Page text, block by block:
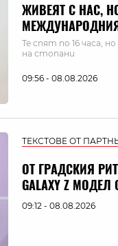
ЖИВЕЯТ С НАС,
Те спят по 16 часа,
на стопани
09:56 - 08.08.2026
ТЕКСТОВЕ ОТ
ОТ ГРАДСКИЯ
GALAXY Z
09:12 - 08.08.2026